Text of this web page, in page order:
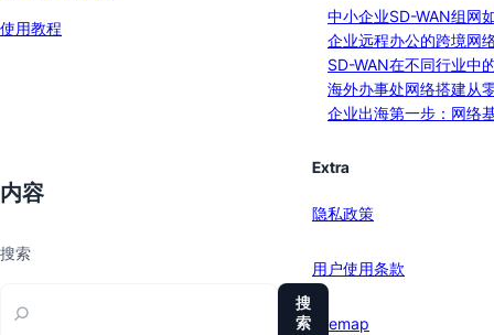
使用教程
中小企业SD-WAN组网
企业远程办公的跨境网
SD-WAN在不同行业中
海外办事处网络搭建从
企业出海第一步：网络
内容
搜索
搜
索
Extra
隐私政策
用户使用条款
sitemap